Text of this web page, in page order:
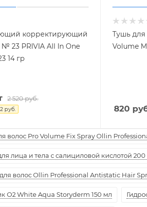
корректирующий
23 PRIVIA All In One
14 гр
2 520руб.
руб.
Тушь для
Volume
820
волос Pro Volume Fix Spray Ollin
лица и тела с салициловой кислотой 200
волос Ollin Professional Antistatic Hair
O2 White Aqua Storyderm 150 мл